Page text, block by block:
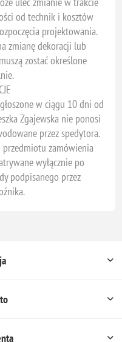
od technik i kosztów
projektowania.
zmianę dekoracji lub
zostać określone
w ciągu 10 dni od
Zgajewska nie ponosi
przez spedytora.
przedmiotu zamówienia
wyłącznie po
podpisanego przez